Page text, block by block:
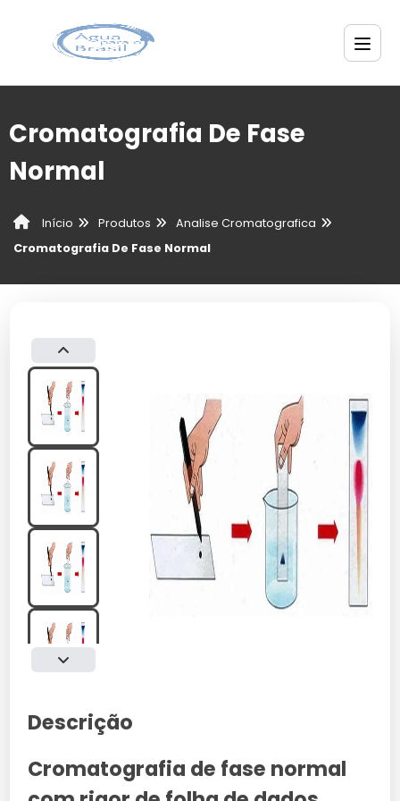
Cromatografia De Fase
Normal
Início Produtos
Analise Cromatografica
Cromatografia De Fase Normal
Descrição
Cromatografia de fase normal